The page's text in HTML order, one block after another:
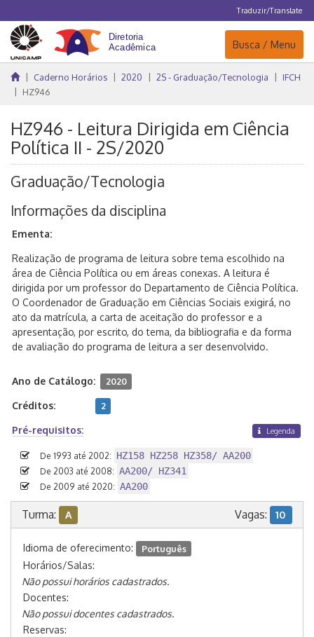
Traduzir/Translate
Navegação
Busca / Menu
Caderno Horários 2020 2S - Graduação/Tecnologia
IFCH
HZ946
HZ946 - Leitura Dirigida em Ciência
Política II - 2S/2020
Graduação/Tecnologia
Informações da disciplina
Ementa:
Realização de programa de leitura sobre tema escolhido na
área de Ciência Política ou em áreas conexas. A leitura é
dirigida por um professor do Departamento de Ciência Política.
O Coordenador de Graduação em Ciências Sociais exigirá, no
ato da matrícula, a carta de aceitação do professor e a
apresentação, por escrito, do tema, da bibliografia e da forma
de avaliação do programa de leitura a ser desenvolvido.
Ano de Catálogo: 2020
Créditos: 2
Pré-requisitos: Legenda
De 1993 até 2002: HZ158 HZ258 HZ358/ AA200
De 2003 até 2008: AA200/ HZ341
De 2009 até 2020: AA200
Turma: A Vagas: 10
Idioma de oferecimento: Português
Horários/Salas:
Não possui horários cadastrados.
Docentes:
Não possui docentes cadastrados.
Reservas: